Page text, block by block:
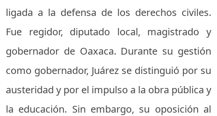
ligada a la defensa de los derechos civiles.
Fue regidor, diputado local, magistrado y
gobernador de Oaxaca. Durante su gestión
como gobernador, Juárez se distinguió por su
austeridad y por el impulso a la obra pública y
la educación. Sin embargo, su oposición al